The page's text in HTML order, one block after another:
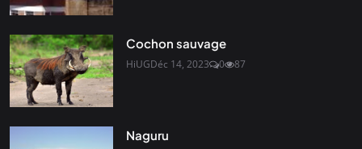
Cochon sauvage
HiUGDéc 14, 2023 0 87
Naguru